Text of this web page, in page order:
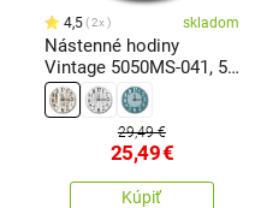
4,5 2x skladom
Nástenné hodiny
Vintage 5050MS-041, 50
cm
29,49 €
25,49€
Kúpiť